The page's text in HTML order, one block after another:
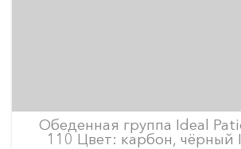
Обеденная группа Ideal
110 Цвет: карбон, чёрный